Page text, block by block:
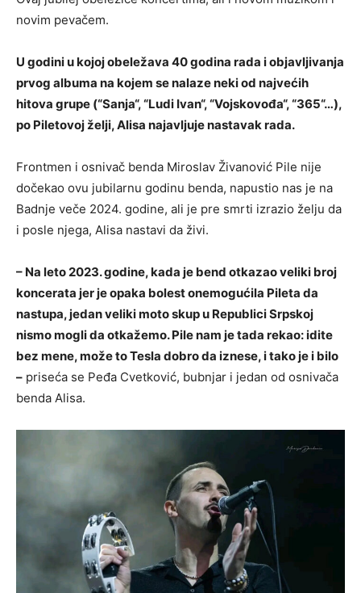
novim pevačem.
U godini u kojoj obeležava 40 godina rada i objavljivanja
prvog albuma na kojem se nalaze neki od najvećih
hitova grupe (“Sanja“, “Ludi Ivan“, “Vojskovođa“, “365“…),
po Piletovoj želji, Alisa najavljuje nastavak rada.
Frontmen i osnivač benda Miroslav Živanović Pile nije
dočekao ovu jubilarnu godinu benda, napustio nas je na
Badnje veče 2024. godine, ali je pre smrti izrazio želju da
i posle njega, Alisa nastavi da živi.
– Na leto 2023. godine, kada je bend otkazao veliki broj
koncerata jer je opaka bolest onemogućila Pileta da
nastupa, jedan veliki moto skup u Republici Srpskoj
nismo mogli da otkažemo. Pile nam je tada rekao: idite
bez mene, može to Tesla dobro da iznese, i tako je i bilo
– priseća se Peđa Cvetković, bubnjar i jedan od osnivača
benda Alisa.